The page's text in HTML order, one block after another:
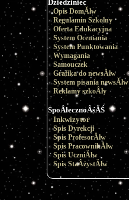
Dziedziniec
Opis DomĂłw
Regulamin Szkolny
Oferta Edukacyjna
System Oceniania
System Punktowania
Wymagania
Samouczek
Grafika do newsĂłw
System pisania newsĂłw
Reklamy szkoÂły
SpoÂłecznoÂśĂŚ
Inkwizytor
Spis Dyrekcji
Spis ProfesorĂłw
Spis PracownikĂłw
Spis UczniĂłw
Spis StaÂżystĂłw